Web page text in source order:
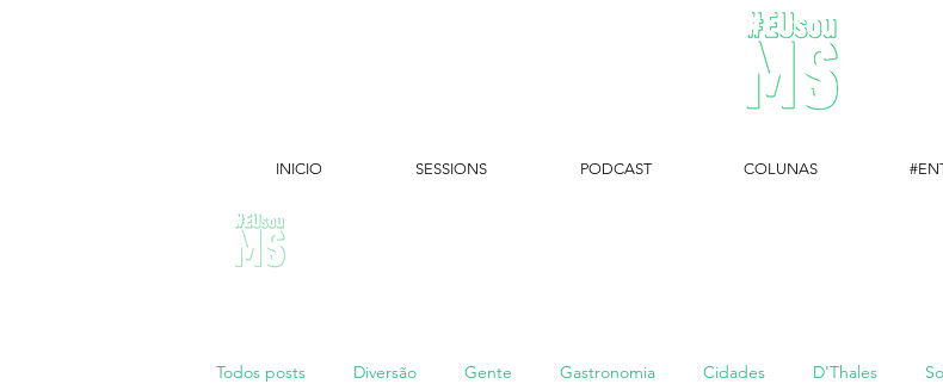
Todos posts Diversão Gente Gastronomia Cidades D'Thales
INICIO SESSIONS PODCAST COLUNAS